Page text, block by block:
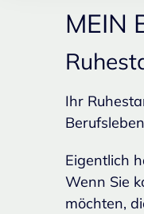
MEIN
Ihr
Eigentlich
Wenn Sie
möchten,